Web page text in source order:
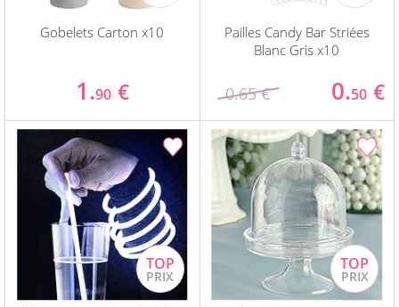
Gobelets Carton x10
1.90 €
Pailles Candy Bar Striées
Blanc Gris x10
0.65 € 0.50 €